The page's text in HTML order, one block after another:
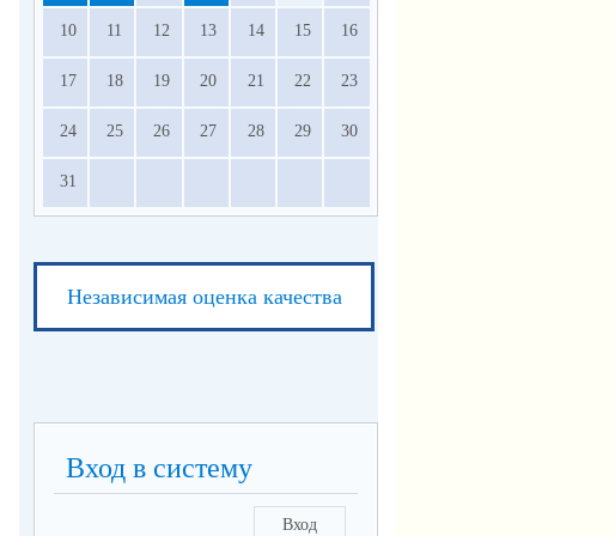
10 11 12 13 14 15 16
17 18 19 20 21 22 23
24 25 26 27 28 29 30
31
Независимая оценка качества
Вход в систему
Вход